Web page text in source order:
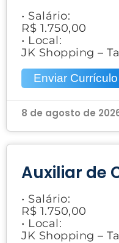
• Salário:
R$ 1.750,00
• Local:
JK Shopping –
Enviar
8 de agosto de
Auxiliar de
• Salário:
R$ 1.750,00
• Local:
JK Shopping –